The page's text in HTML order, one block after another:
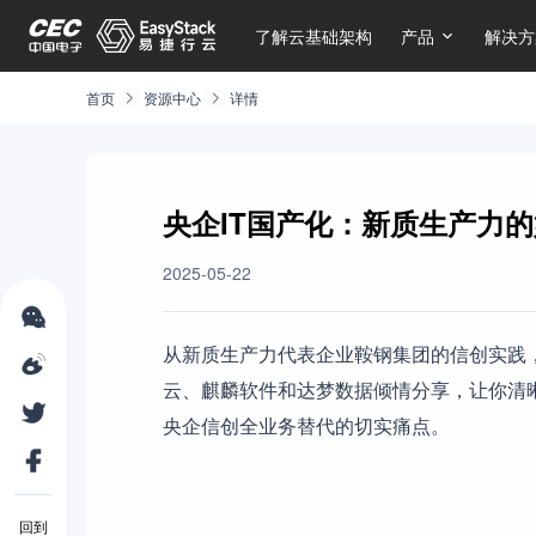
了解云基础架构 产品 解决
首页 资源中心 详情
央企IT国产化：新质生产力
2025-05-22
从新质生产力代表企业鞍钢集团的信创实
云、麒麟软件和达梦数据倾情分享，让你
央企信创全业务替代的切实痛点。
回到